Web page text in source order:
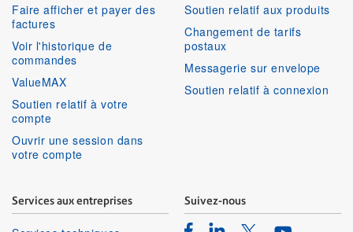
Faire afficher et payer des
factures
Voir l'historique de
commandes
ValueMAX
Soutien relatif à votre
compte
Ouvrir une session dans
votre compte
Soutien relatif aux produits
Changement de tarifs
postaux
Messagerie sur envelope
Soutien relatif à connexion
Services aux entreprises Suivez-nous
FacebookLinkedin